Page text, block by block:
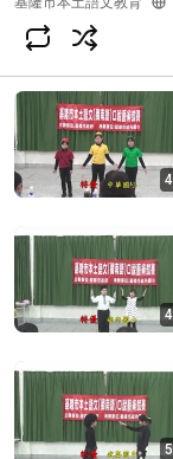
Subscribe
Comments
Comment...